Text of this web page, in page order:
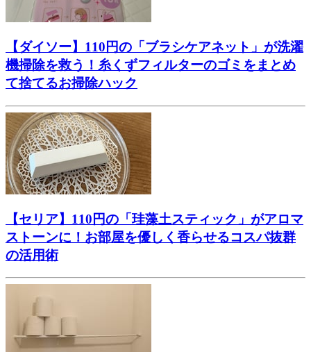
【ダイソー】110円の「ブラシケアネット」が洗濯
機掃除を救う！糸くずフィルターのゴミをまとめ
て捨てるお掃除ハック
【セリア】110円の「珪藻土スティック」がアロマ
ストーンに！お部屋を優しく香らせるコスパ抜群
の活用術